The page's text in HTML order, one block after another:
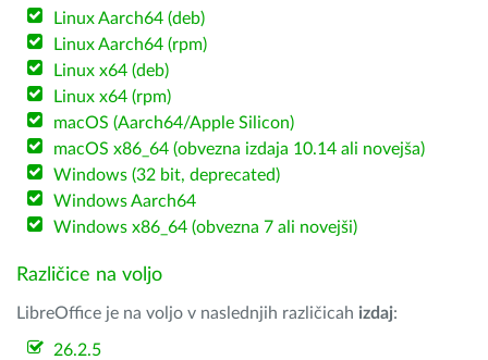
Linux Aarch64 (deb)
Linux Aarch64 (rpm)
Linux x64 (deb)
Linux x64 (rpm)
macOS (Aarch64/Apple Silicon)
macOS x86_64 (obvezna izdaja 10.14 ali novejša)
Windows (32 bit, deprecated)
Windows Aarch64
Windows x86_64 (obvezna 7 ali novejši)
Različice na voljo
LibreOffice je na voljo v naslednjih različicah izdaj:
26.2.5